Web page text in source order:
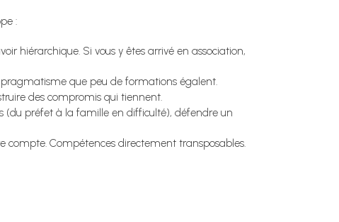
:
hiérarchique. Si vous y êtes arrivé en association,
que peu de formations égalent.
des compromis qui tiennent.
(du préfet à la famille en difficulté), défendre un
compte. Compétences directement transposables.